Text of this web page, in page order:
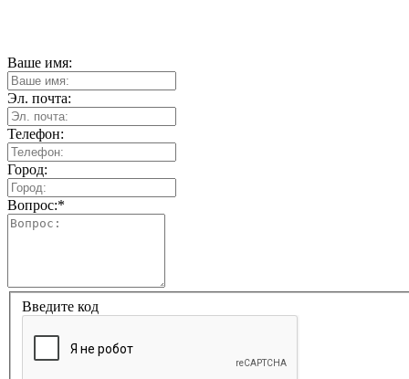
Ваше имя:
Эл. почта:
Телефон:
Город:
Вопрос:*
Введите код